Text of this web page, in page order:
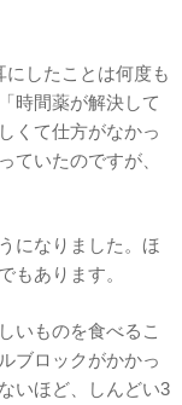
したことは何度も
時間薬が解決して
くて仕方がなかっ
ていたのですが、
になりました。ほ
もあります。
いものを食べるこ
ブロックがかかっ
いほど、しんどい3